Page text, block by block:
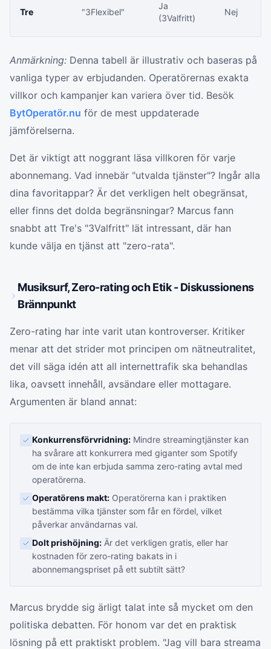
Tre "3Flexibel"
Ja
(3Valfritt)
Nej
Anmärkning: Denna tabell är illustrativ och baseras på
vanliga typer av erbjudanden. Operatörernas exakta
villkor och kampanjer kan variera över tid. Besök
BytOperatör.nu för de mest uppdaterade
jämförelserna.
Det är viktigt att noggrant läsa villkoren för varje
abonnemang. Vad innebär "utvalda tjänster"? Ingår alla
dina favoritappar? Är det verkligen helt obegränsat,
eller finns det dolda begränsningar? Marcus fann
snabbt att Tre's "3Valfritt" lät intressant, där han
kunde välja en tjänst att "zero-rata".
Musiksurf, Zero-rating och Etik - Diskussionens
Brännpunkt
Zero-rating har inte varit utan kontroverser. Kritiker
menar att det strider mot principen om nätneutralitet,
det vill säga idén att all internettrafik ska behandlas
lika, oavsett innehåll, avsändare eller mottagare.
Argumenten är bland annat:
Konkurrensförvridning: Mindre streamingtjänster kan
ha svårare att konkurrera med giganter som Spotify
om de inte kan erbjuda samma zero-rating avtal med
operatörerna.
Operatörens makt: Operatörerna kan i praktiken
bestämma vilka tjänster som får en fördel, vilket
påverkar användarnas val.
Dolt prishöjning: Är det verkligen gratis, eller har
kostnaden för zero-rating bakats in i
abonnemangspriset på ett subtilt sätt?
Marcus brydde sig ärligt talat inte så mycket om den
politiska debatten. För honom var det en praktisk
lösning på ett praktiskt problem. "Jag vill bara streama